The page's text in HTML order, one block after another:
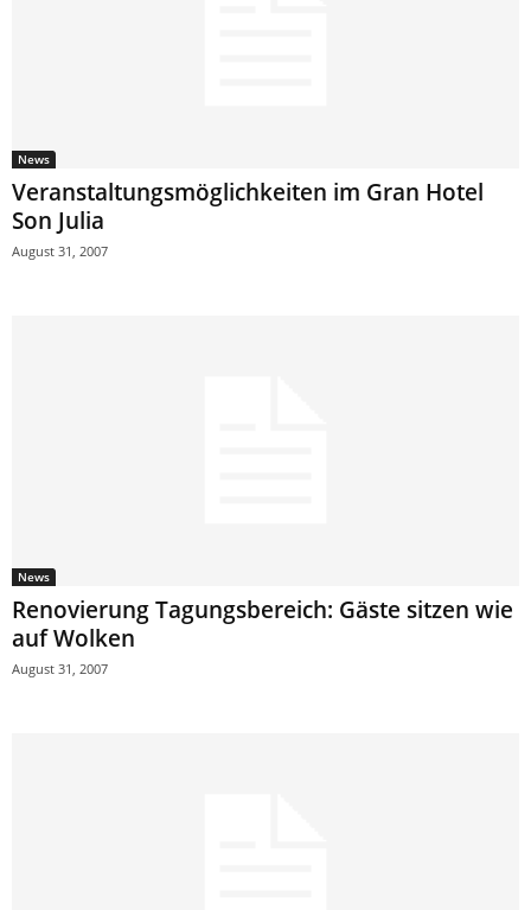
News
Veranstaltungsmöglichkeiten im Gran Hotel
Son Julia
August 31, 2007
News
Renovierung Tagungsbereich: Gäste sitzen wie
auf Wolken
August 31, 2007